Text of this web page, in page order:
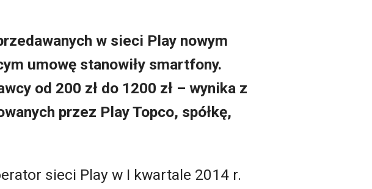
w sieci Play nowym
umowę stanowiły smartfony.
od 200 zł do 1200 zł – wynika z
przez Play Topco, spółkę,
sieci Play w I kwartale 2014 r.